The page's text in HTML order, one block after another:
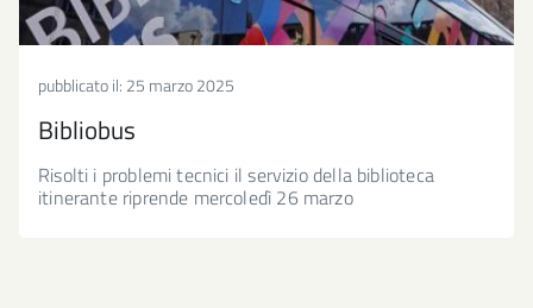
pubblicato il: 25 marzo 2025
Bibliobus
Risolti i problemi tecnici il servizio della biblioteca
itinerante riprende mercoledì 26 marzo